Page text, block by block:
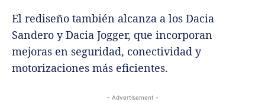
El rediseño también alcanza a los Dacia
Sandero y Dacia Jogger, que incorporan
mejoras en seguridad, conectividad y
motorizaciones más eficientes.
- Advertisement -